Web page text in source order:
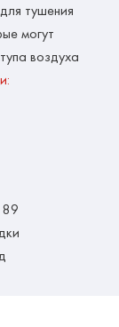
тушения
могут
воздуха
89